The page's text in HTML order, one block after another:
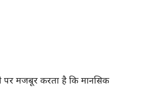
पर मजबूर करता है कि मानसिक